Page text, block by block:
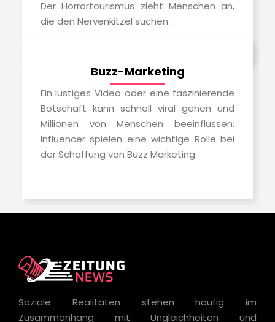
Der Horrortourismus zieht Menschen an,
die den Nervenkitzel suchen.
Buzz-Marketing
Ein lustiges Video oder eine faszinierende
Botschaft kann schnell viral gehen und
Millionen von Menschen beeinflussen.
Influencer spielen eine wichtige Rolle bei
der Schaffung von Buzz Marketing.
Soziale Realitäten stehen häufig im
Zusammenhang mit Ungleichheiten und